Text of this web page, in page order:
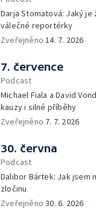
Darja Stomatová: Jaký
válečné reportérky
Zveřejněno14. 7. 2026
7. července
Podcast
Michael Fiala a David
kauzy i silné příběhy
Zveřejněno 7. 7. 2026
30. června
Podcast
Dalibor Bártek: Jak jsem
zločinu
Zveřejněno30. 6. 2026